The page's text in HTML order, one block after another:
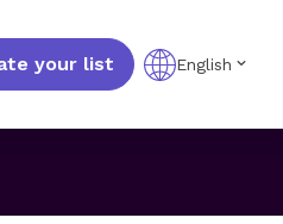
your list English